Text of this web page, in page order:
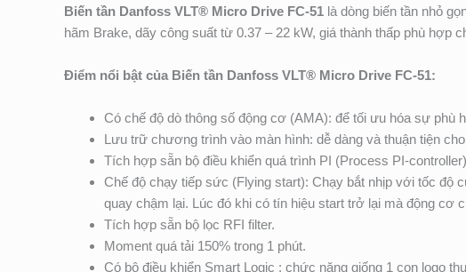
Biến tần Danfoss VLT® Micro Drive FC-51 là dòng biến tần nhỏ
hãm Brake, dãy công suất từ 0.37 – 22 kW, giá thành thấp phù
Điểm nổi bật của Biến tần Danfoss VLT® Micro Drive FC-51:
Có chế độ dò thông số động cơ (AMA): để tối ưu hóa sự phù
Lưu trữ chương trình vào màn hình: dễ dàng và thuận tiện
Tích hợp sẵn bộ điều khiển quá trình PI (Process PI-
Chế độ chạy tiếp sức (Flying start): Chạy bắt nhịp với tốc độ
quay chậm lại. Lúc đó khi có tín hiệu start trở lại mà động cơ
Tích hợp sẵn bộ lọc RFI filter.
Moment quá tải 150% trong 1 phút.
Có bộ điều khiển Smart Logic : chức năng giống 1 con logo